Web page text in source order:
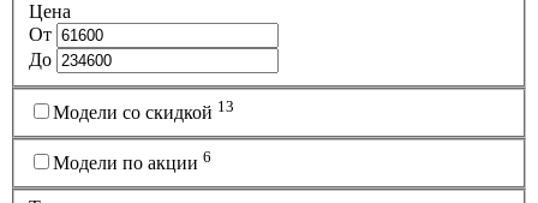
Цена
От
До
Модели со скидкой 13
Модели по акции 6